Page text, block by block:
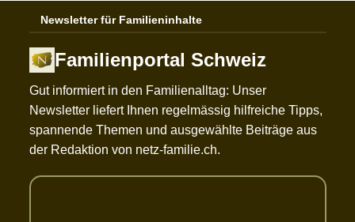
Newsletter für Familieninhalte
Familienportal Schweiz
Gut informiert in den Familienalltag: Unser
Newsletter liefert Ihnen regelmässig hilfreiche Tipps,
spannende Themen und ausgewählte Beiträge aus
der Redaktion von netz-familie.ch.